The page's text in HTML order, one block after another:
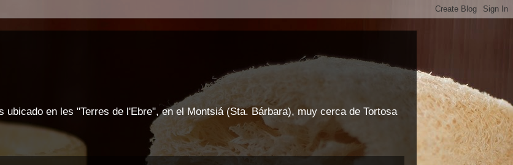
ubicado en les "Terres de l'Ebre", en el Montsiá (Sta. Bárbara), muy cerca de Tortosa